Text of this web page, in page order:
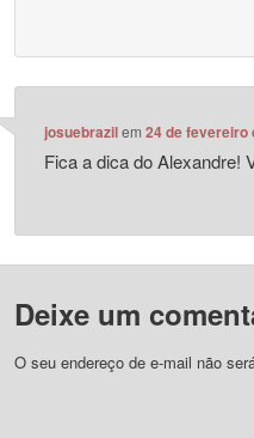
josuebrazilem24 de fevereiro
Fica a dica do Alexandre!
Deixe um
O seu endereço de e-mail não